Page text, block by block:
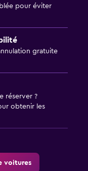
pour éviter
gratuite
réserver ?
obtenir les
voitures